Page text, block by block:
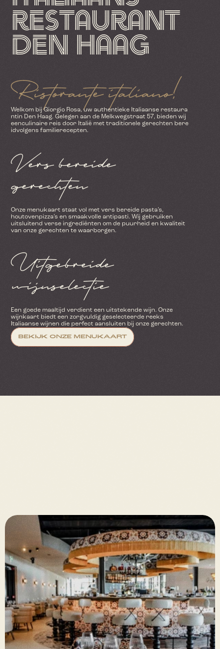
restaurant
den haag
Ristorante italiano!
Welkom bij Giorgio Rosa, uw authentieke Italiaanse restaura
ntin Den Haag. Gelegen aan de Melkwegstraat 57, bieden wij
eenculinaire reis door Italië met traditionele gerechten bere
idvolgens familierecepten.
Vers bereide
gerechten
Onze menukaart staat vol met vers bereide pasta’s,
houtovenpizza’s en smaakvolle antipasti. Wij gebruiken
uitsluitend verse ingrediënten om de puurheid en kwaliteit
van onze gerechten te waarborgen.
Uitgebreide
wijnselectie
Een goede maaltijd verdient een uitstekende wijn. Onze
wijnkaart biedt een zorgvuldig geselecteerde reeks
Italiaanse wijnen die perfect aansluiten bij onze gerechten.
BEKIJK ONZE MENUKAART